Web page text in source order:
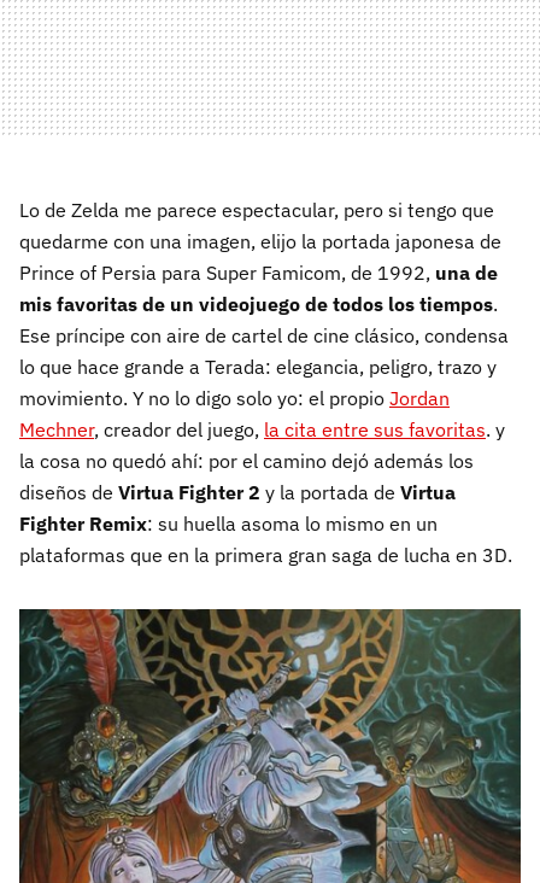
Lo de Zelda me parece espectacular, pero si tengo que
quedarme con una imagen, elijo la portada japonesa de
Prince of Persia para Super Famicom, de 1992, una de
mis favoritas de un videojuego de todos los tiempos.
Ese príncipe con aire de cartel de cine clásico, condensa
lo que hace grande a Terada: elegancia, peligro, trazo y
movimiento. Y no lo digo solo yo: el propio Jordan
Mechner, creador del juego, la cita entre sus favoritas. y
la cosa no quedó ahí: por el camino dejó además los
diseños de Virtua Fighter 2 y la portada de Virtua
Fighter Remix: su huella asoma lo mismo en un
plataformas que en la primera gran saga de lucha en 3D.